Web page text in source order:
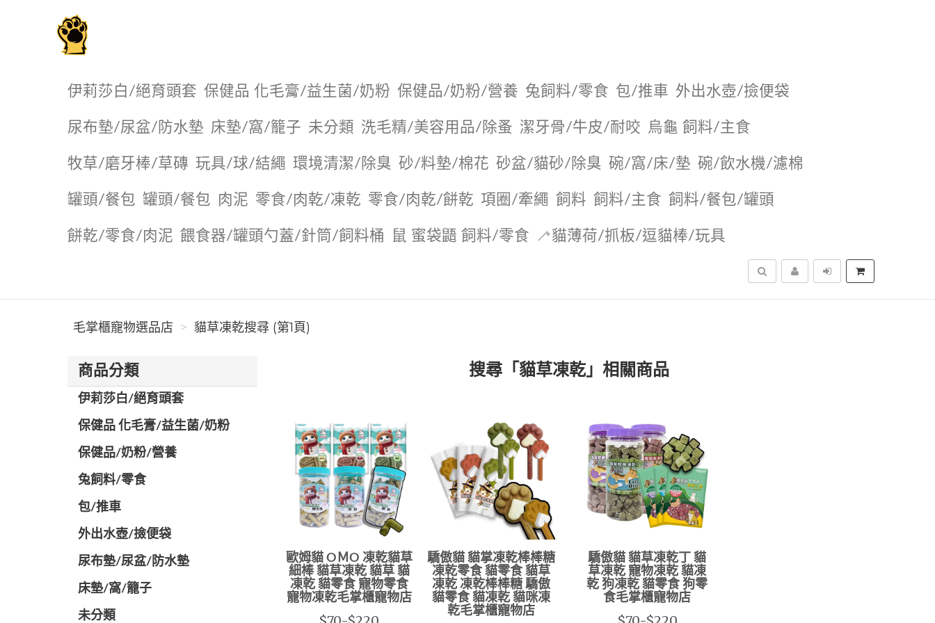
伊莉莎白/絕育頭套 保健品 化毛膏/益生菌/奶粉 保健品/奶粉/營養 兔飼料/零食 包/推車 外出水壺/撿便袋
尿布墊/尿盆/防水墊 ️床墊/窩/籠子 未分類 洗毛精/美容用品/除蚤 潔牙骨/牛皮/耐咬 烏龜 飼料/主食
牧草/磨牙棒/草磚 玩具/球/結繩 環境清潔/除臭 砂/料墊/棉花 砂盆/貓砂/除臭 碗/窩/床/墊 碗/飲水機/濾棉
罐頭/餐包 罐頭/餐包 肉泥 零食/肉乾/凍乾 零食/肉乾/餅乾 項圈/牽繩 飼料 飼料/主食 飼料/餐包/罐頭
餅乾/零食/肉泥 餵食器/罐頭勺蓋/針筒/飼料桶 鼠 蜜袋鼯 飼料/零食 🦯貓薄荷/抓板/逗貓棒/玩具
搜尋
毛掌櫃寵物選品店 貓草凍乾搜尋 (第1頁)
商品分類
伊莉莎白/絕育頭套
保健品 化毛膏/益生菌/奶粉
保健品/奶粉/營養
兔飼料/零食
包/推車
外出水壺/撿便袋
尿布墊/尿盆/防水墊
️床墊/窩/籠子
未分類
搜尋「貓草凍乾」相關商品
歐姆貓 OＭO 凍乾貓草
細棒 貓草凍乾 貓草 貓
凍乾 貓零食 寵物零食
寵物凍乾毛掌櫃寵物店
驕傲貓 貓掌凍乾棒棒糖
凍乾零食 貓零食 貓草
凍乾 凍乾棒棒糖 驕傲
貓零食 貓凍乾 貓咪凍
乾毛掌櫃寵物店
驕傲貓 貓草凍乾丁 貓
草凍乾 寵物凍乾 貓凍
乾 狗凍乾 貓零食 狗零
食毛掌櫃寵物店